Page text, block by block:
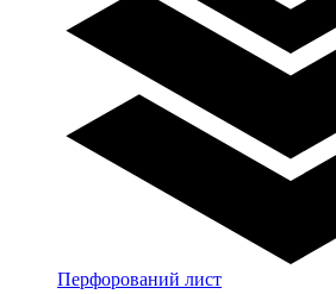
Перфорований лист